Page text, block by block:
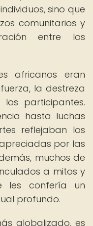
sino que
comunitarios y
entre los
africanos eran
la destreza
participantes.
hasta luchas
reflejaban los
por las
muchos de
a mitos y
les confería un
profundo.
globalizado, es